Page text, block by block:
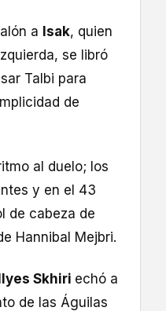
a Isak, quien
se libró
Talbi para
de
al duelo; los
y en el 43
de cabeza de
Hannibal Mejbri.
Skhiri echó a
de las Águilas